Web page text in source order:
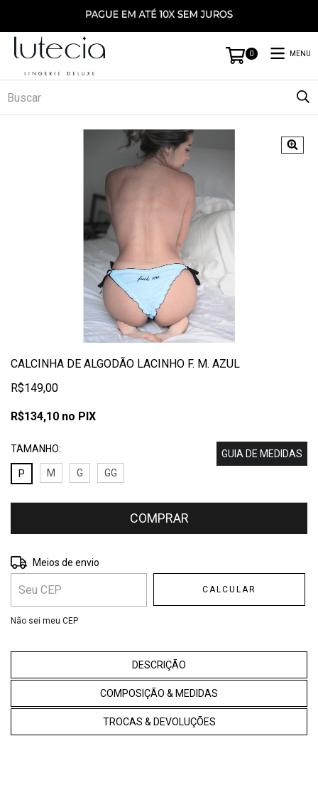
0 MENU
CALCINHA DE ALGODÃO LACINHO F. M. AZUL
R$149,00
R$134,10 no PIX
TAMANHO:
GUIA DE MEDIDAS
P
M G GG
Entregas para o CEP:
Meios de envio
CALCULAR
Não sei meu CEP
DESCRIÇÃO
COMPOSIÇÃO & MEDIDAS
TROCAS & DEVOLUÇÕES